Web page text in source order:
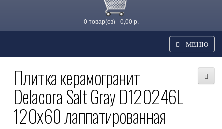
0 товар(ов) - 0,00 р.
МЕНЮ
Плитка керамогранит
Delacora Salt Gray D120246L
120x60 лаппатированная